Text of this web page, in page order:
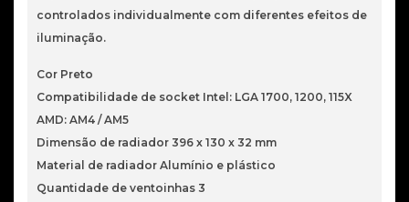
controlados individualmente com diferentes efeitos de
iluminação.
Cor Preto
Compatibilidade de socket Intel: LGA 1700, 1200, 115X
AMD: AM4 / AM5
Dimensão de radiador 396 x 130 x 32 mm
Material de radiador Alumínio e plástico
Quantidade de ventoinhas 3